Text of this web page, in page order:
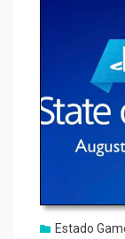
Estado